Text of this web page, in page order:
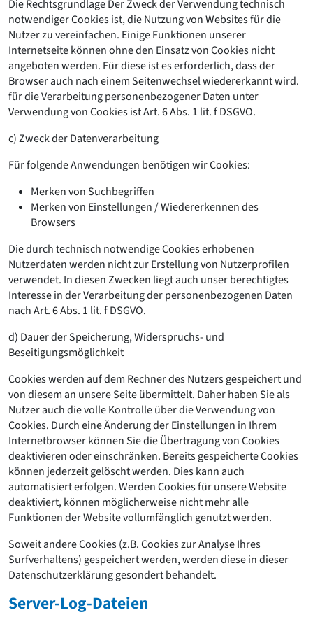
Die Rechtsgrundlage Der Zweck der Verwendung technisch
notwendiger Cookies ist, die Nutzung von Websites für die
Nutzer zu vereinfachen. Einige Funktionen unserer
Internetseite können ohne den Einsatz von Cookies nicht
angeboten werden. Für diese ist es erforderlich, dass der
Browser auch nach einem Seitenwechsel wiedererkannt wird.
für die Verarbeitung personenbezogener Daten unter
Verwendung von Cookies ist Art. 6 Abs. 1 lit. f DSGVO.
c) Zweck der Datenverarbeitung
Für folgende Anwendungen benötigen wir Cookies:
Merken von Suchbegriffen
Merken von Einstellungen / Wiedererkennen des
Browsers
Die durch technisch notwendige Cookies erhobenen
Nutzerdaten werden nicht zur Erstellung von Nutzerprofilen
verwendet. In diesen Zwecken liegt auch unser berechtigtes
Interesse in der Verarbeitung der personenbezogenen Daten
nach Art. 6 Abs. 1 lit. f DSGVO.
d) Dauer der Speicherung, Widerspruchs- und
Beseitigungsmöglichkeit
Cookies werden auf dem Rechner des Nutzers gespeichert und
von diesem an unsere Seite übermittelt. Daher haben Sie als
Nutzer auch die volle Kontrolle über die Verwendung von
Cookies. Durch eine Änderung der Einstellungen in Ihrem
Internetbrowser können Sie die Übertragung von Cookies
deaktivieren oder einschränken. Bereits gespeicherte Cookies
können jederzeit gelöscht werden. Dies kann auch
automatisiert erfolgen. Werden Cookies für unsere Website
deaktiviert, können möglicherweise nicht mehr alle
Funktionen der Website vollumfänglich genutzt werden.
Soweit andere Cookies (z.B. Cookies zur Analyse Ihres
Surfverhaltens) gespeichert werden, werden diese in dieser
Datenschutzerklärung gesondert behandelt.
Server-Log-Dateien